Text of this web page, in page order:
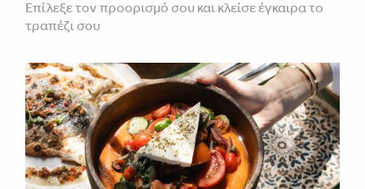
Επίλεξε τον προορισμό σου και κλείσε έγκαιρα το
τραπέζι σου